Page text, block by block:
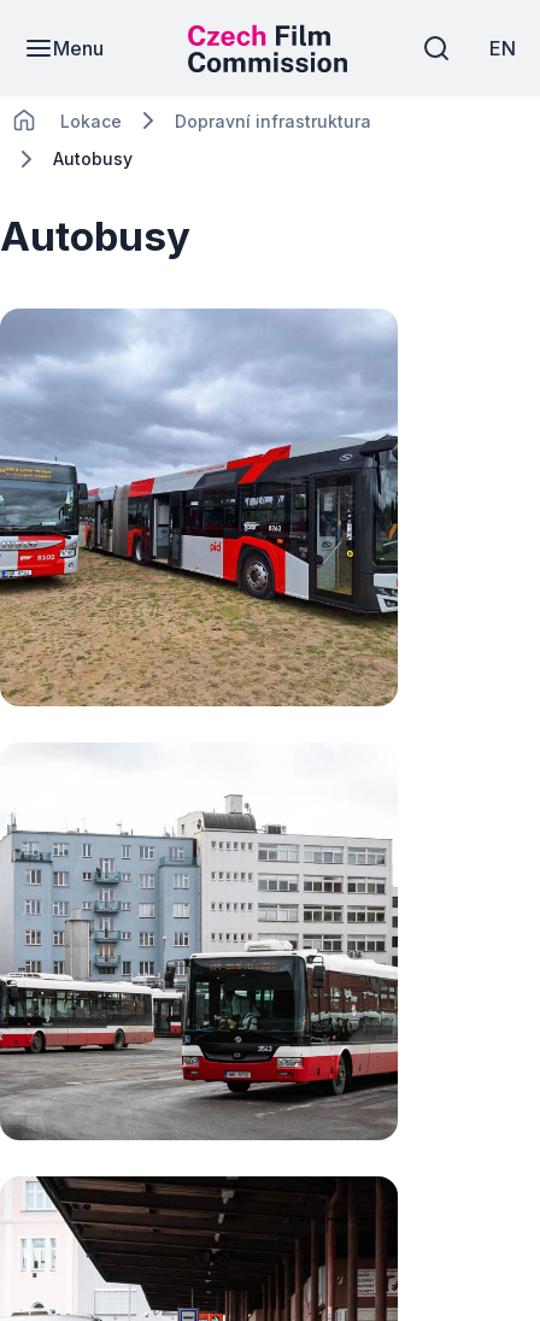
Menu EN
Lokace
Dopravní infrastruktura
Autobusy
Autobusy